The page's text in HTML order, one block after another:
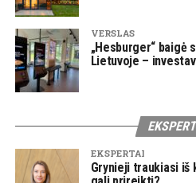
VERSLAS
„Hesburger“ baigė
Lietuvoje –
EKSPERTAI
Grynieji traukiasi iš